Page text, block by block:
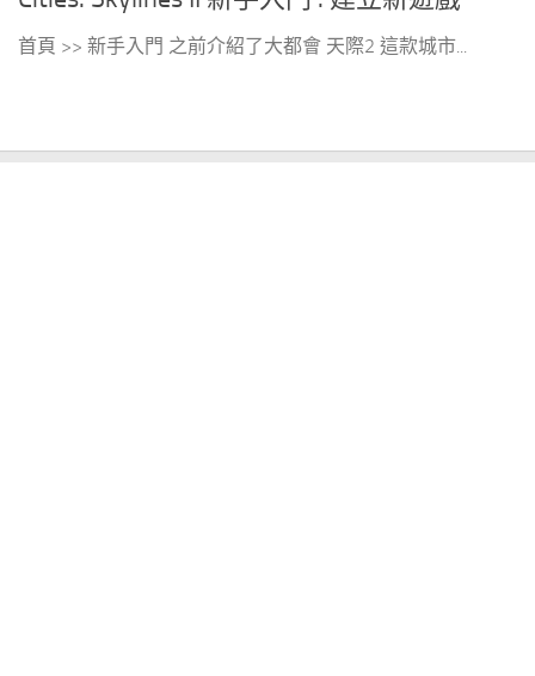
首頁 >> 新手入門 之前介紹了大都會 天際2 這款城市...